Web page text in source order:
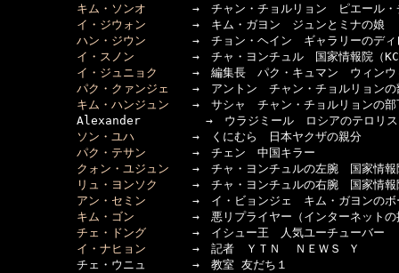
キム・ソンオ →　チャン・チョルリョン　ピエール・
イ・ジウォン →　キム・ガヨン　ジュンとミナの娘
ハン・ジウン →　チョン・ヘイン　ギャラリーのディレ
イ・スノン →　チャ・ヨンチュル　国家情報院（
イ・ジュニョク
→　編集長　パク・キュマン　ウィンウ
パク・クァンジェ →　アントン　チャン・チョルリョンの
キム・ハンジュン →　サシャ　チャン・チョルリョンの部
Alexander　　　　　 →　ウラジミール　ロシアのテロリス
ソン・ユハ →　くにむら　日本ヤクザの親分
パク・テサン →　チェン　中国キラー
クォン・ユジュン →　チャ・ヨンチュルの左腕　国家情報
リュ・ヨンソク
→　チャ・ヨンチュルの右腕　国家情報
アン・セミン →　イ・ビョンジェ　キム・ガヨンのボ
キム・ゴン →　悪リプライヤー（インターネットの掲
チェ・ドング →　イシュー王　人気ユーチューバー
イ・ナヒョン →　記者　ＹＴＮ  ＮＥＷＳ Ｙ
チェ・ウニュ　　　　→　教室 友だち１